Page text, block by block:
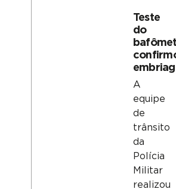
Teste
do
A
equipe
de
trânsito
da
Polícia
Militar
realizou